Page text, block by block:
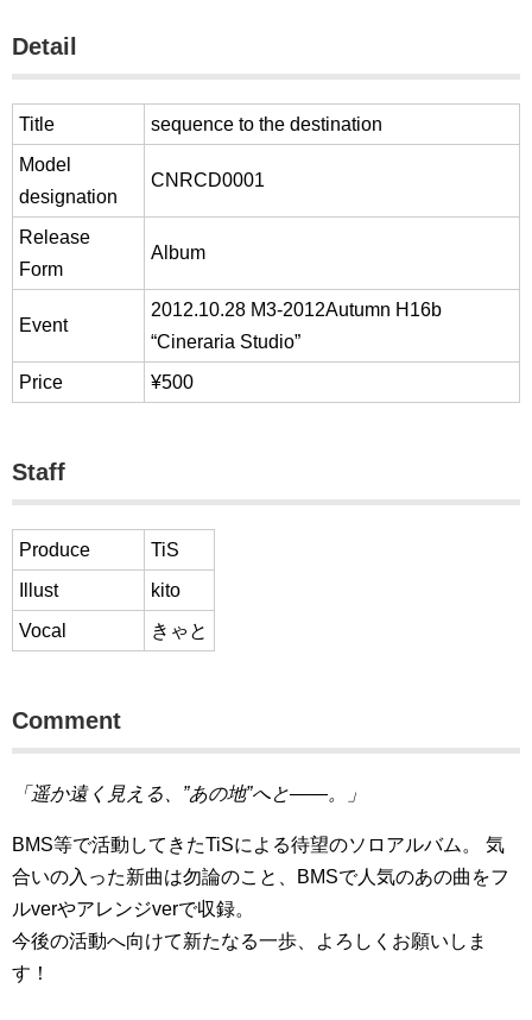
Detail
Title
sequence to the destination
Model
designation
CNRCD0001
Release
Form
Album
Event
2012.10.28 M3-2012Autumn H16b
“Cineraria Studio”
Price
¥500
Staff
Produce
TiS
Illust
kito
Vocal
きゃと
Comment
「遥か遠く見える、”あの地”へと——。」
BMS等で活動してきたTiSによる待望のソロアルバム。 気
合いの入った新曲は勿論のこと、BMSで人気のあの曲をフ
ルverやアレンジverで収録。
今後の活動へ向けて新たなる一歩、よろしくお願いしま
す！